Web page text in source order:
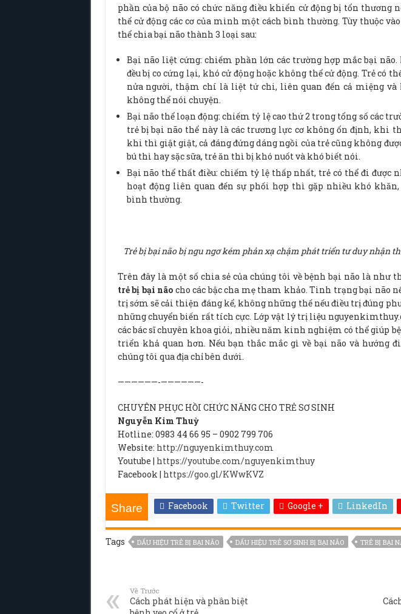
phần của bộ não có chức năng điều khiển cử động bị tổn thương
thể cử động các cơ của mình một cách bình thường. Tùy thuộc
thể chia bại não thành 3 loại sau:
Bại não liệt cứng: chiếm phần lớn các trường hợp mắc bại não.
đều bị co cứng lại, khó cử động hoặc không thể cử động. Trẻ có
nửa người, thậm chí là liệt tứ chi, liên quan đến cả miệng
không thể nói chuyện.
Bại não thể loạn động: chiếm tỷ lệ cao thứ 2 trong tổng số các
trẻ bị bại não thể này là các trương lực cơ không ổn định, khi
khi thì giật giật, cả đáng đứng dáng ngồi của trẻ cũng không
bú thì hay sặc sữa, trẻ ăn thì bị khó nuốt và khó biết nói.
Bại não thể thất điều: chiếm tỷ lệ thấp nhất, trẻ có thể đi được
hoạt động liên quan đến sự phối hợp thì gặp nhiều khó
bình thường.
Trẻ bị bại não bị ngu ngơ kém phản xạ chậm phát triển tư duy nhận
Trên đây là một số chia sẻ của chúng tôi về bệnh bại não là như
trẻ bị bại não cho các bậc cha mẹ tham khảo. Tình trạng bại não
trị sớm sẽ cải thiện đáng kể, không những thế nếu điều trị đúng
những chuyển biến rất tích cực. Lớp vật lý trị liệu
các bác sĩ chuyên khoa giỏi, nhiều năm kinh nghiệm có thể giúp
triển khả quan hơn. Nếu bạn thắc mắc gì về bại não và hướng
chúng tôi qua địa chỉ bên dưới.
——————-——————-
CHUYÊN PHỤC HỒI CHỨC NĂNG CHO TRẺ SƠ SINH
Nguyễn Kim Thuỳ
Hotline: 0983 44 66 95 – 0902 799 706
Website: http://nguyenkimthuy.com
Youtube | https://youtube.com/nguyenkimthuy
Facebook | https://goo.gl/KWwKVZ
Share Facebook Twitter Google + LinkedIn
Tags DẤU HIỆU TRẺ BỊ BẠI NÃO DẤU HIỆU TRẺ SƠ SINH BỊ BẠI NÃO TRẺ BỊ BẠI
Về Trước
Cách phát hiện và phân biệt